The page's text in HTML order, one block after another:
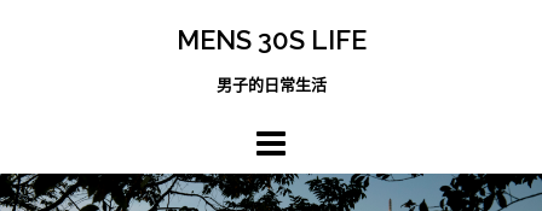
MENS 30S LIFE
男子的日常生活